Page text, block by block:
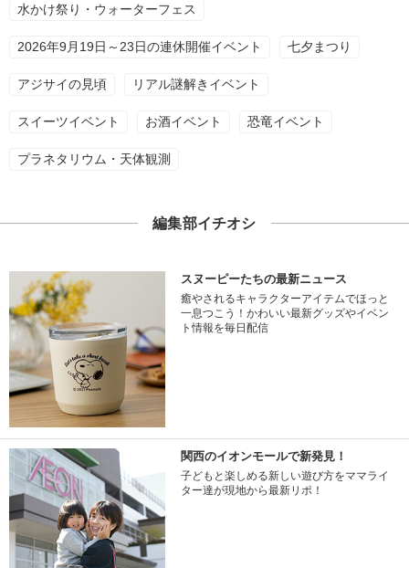
水かけ祭り・ウォーターフェス
2026年9月19日～23日の連休開催イベント 七夕まつり
アジサイの見頃 リアル謎解きイベント
スイーツイベント お酒イベント 恐竜イベント
プラネタリウム・天体観測
編集部イチオシ
スヌーピーたちの最新ニュース
癒やされるキャラクターアイテムでほっと
一息つこう！かわいい最新グッズやイベン
ト情報を毎日配信
関西のイオンモールで新発見！
子どもと楽しめる新しい遊び方をママライ
ター達が現地から最新リポ！